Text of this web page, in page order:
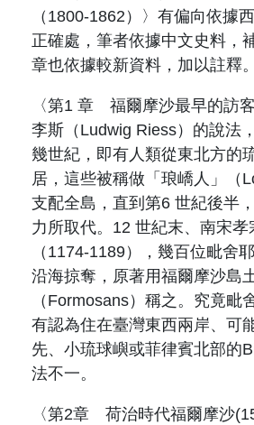
（ 1800-1862）〉有偏向依據
正確處，筆者依據中文史料，
章也依據較新資料，加以註釋。
〈第1 章 福爾摩沙最早的訪
李斯（ Ludwig Riess）的說法
幾世紀，即有人類從東北方的
居，這些被稱做「琅嶠人」（
支配全島，直到第6 世紀後半
力所取代。 12 世紀末、南宋孝
（ 1174-1189），幾百位毗舍
沿海掠奪，原著用福爾摩沙島
（ Formosans）稱之。究竟毗
有認為住在臺灣東西兩岸、可
先、小琉球嶼或菲律賓北部的
法不一。
〈第2章 荷治時代福爾摩沙